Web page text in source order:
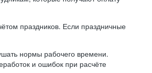
праздников. Если праздничные
нормы рабочего времени.
и ошибок при расчёте